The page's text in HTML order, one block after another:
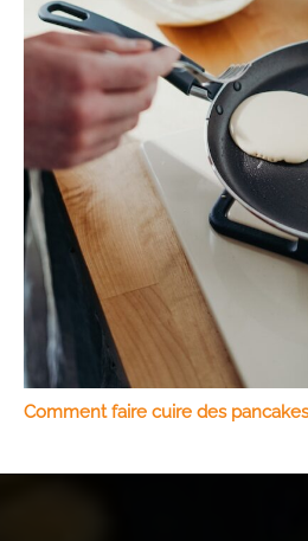
Comment faire cuire des